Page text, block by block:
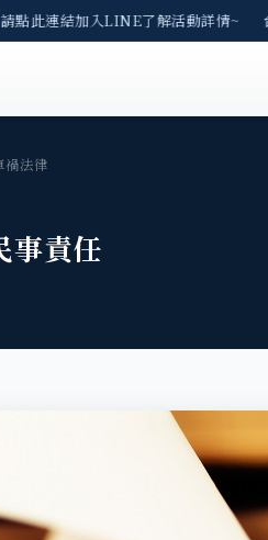
此連結加入LINE了解活動詳情~
禍法律
事責任